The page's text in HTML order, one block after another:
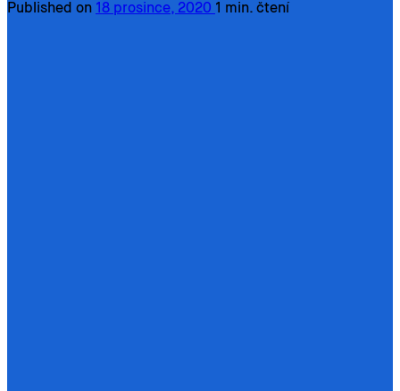
Published on 18 prosince, 2020 1 min. čtení